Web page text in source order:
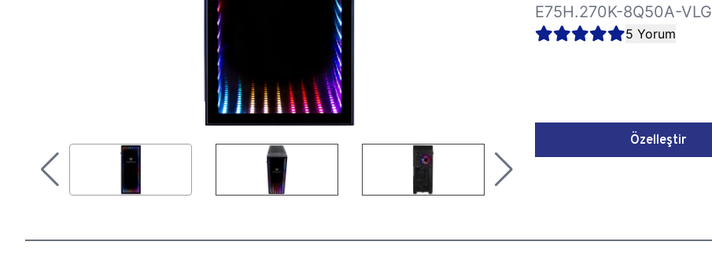
E75H.270K-8Q50A-VLG
5 Yorum
Özelleştir